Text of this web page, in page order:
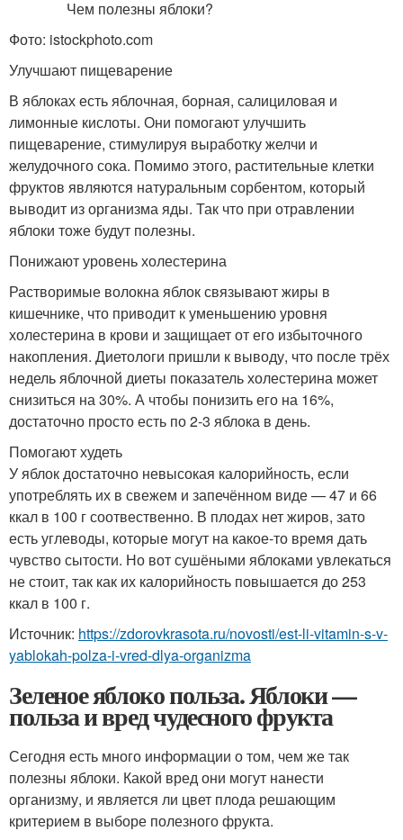
Фото: istockphoto.com
Улучшают пищеварение
В яблоках есть яблочная, борная, салициловая и
лимонные кислоты. Они помогают улучшить
пищеварение, стимулируя выработку желчи и
желудочного сока. Помимо этого, растительные клетки
фруктов являются натуральным сорбентом, который
выводит из организма яды. Так что при отравлении
яблоки тоже будут полезны.
Понижают уровень холестерина
Растворимые волокна яблок связывают жиры в
кишечнике, что приводит к уменьшению уровня
холестерина в крови и защищает от его избыточного
накопления. Диетологи пришли к выводу, что после трёх
недель яблочной диеты показатель холестерина может
снизиться на 30%. А чтобы понизить его на 16%,
достаточно просто есть по 2-3 яблока в день.
Помогают худеть
У яблок достаточно невысокая калорийность, если
употреблять их в свежем и запечённом виде — 47 и 66
ккал в 100 г соотвественно. В плодах нет жиров, зато
есть углеводы, которые могут на какое-то время дать
чувство сытости. Но вот сушёными яблоками увлекаться
не стоит, так как их калорийность повышается до 253
ккал в 100 г.
Источник: https://zdorovkrasota.ru/novosti/est-li-vitamin-s-v-
yablokah-polza-i-vred-dlya-organizma
Зеленое яблоко польза. Яблоки —
польза и вред чудесного фрукта
Сегодня есть много информации о том, чем же так
полезны яблоки. Какой вред они могут нанести
организму, и является ли цвет плода решающим
критерием в выборе полезного фрукта.